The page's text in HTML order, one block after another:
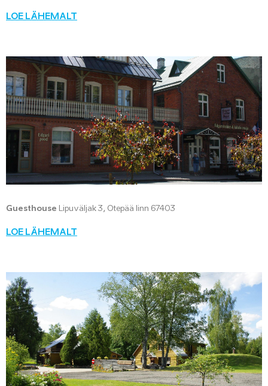
LOE LÄHEMALT
Guesthouse Lipuväljak 3, Otepää linn 67403
LOE LÄHEMALT